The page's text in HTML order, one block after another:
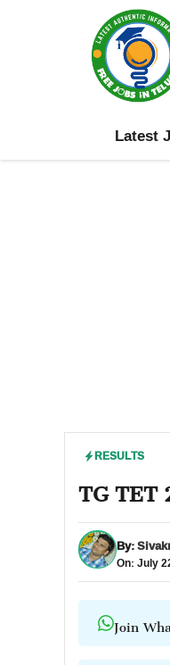
Latest
RESULTS
TG TET
By:
On: July
Join